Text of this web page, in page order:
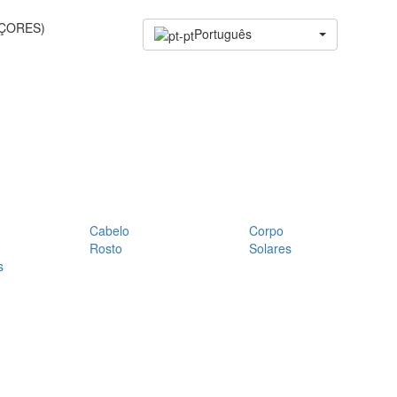
Português
Cabelo
Corpo
Rosto
Solares